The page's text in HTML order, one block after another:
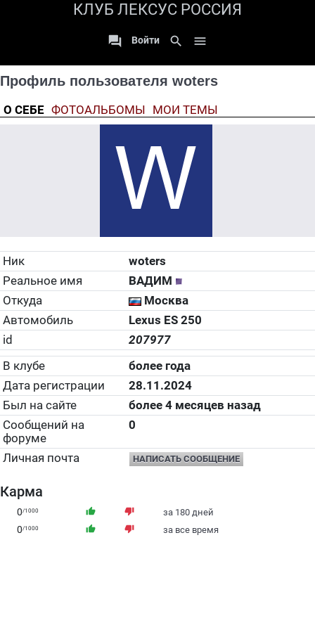
КЛУБ ЛЕКСУС РОССИЯ
 Войти search 
Профиль пользователя woters
О СЕБЕ ФОТОАЛЬБОМЫ МОИ ТЕМЫ
Ник
woters
Реальное имя
ВАДИМ
Откуда
Москва
Автомобиль
Lexus ES 250
id
207977
В клубе
более года
Дата регистрации
28.11.2024
Был на сайте
более 4 месяцев назад
Сообщений на
форуме
0
Личная почта НАПИСАТЬ СООБЩЕНИЕ
Карма
0/1000 thumb_up thumb_down за 180 дней
0/1000 thumb_up thumb_down за все время